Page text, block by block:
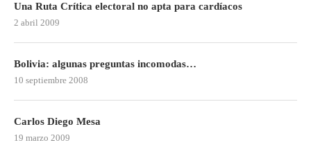
Una Ruta Crítica electoral no apta para cardíacos
2 abril 2009
Bolivia: algunas preguntas incomodas…
10 septiembre 2008
Carlos Diego Mesa
19 marzo 2009